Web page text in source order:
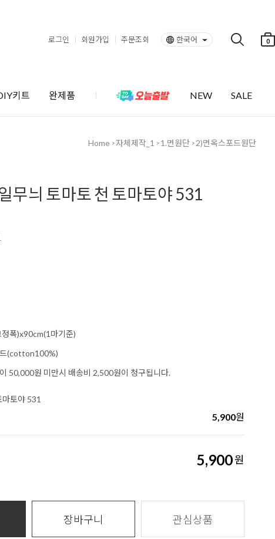
로그인 회원가입 주문조회 한국어 0
키트 완제품 NEW SALE
Home >자체제작_1 > 1.면원단 > 2)면옥스포드원단
무늬 토마토 천 토마토야 531
폭)x90cm(1마기준)
(cotton100%)
50,000원 미만시 배송비 2,500원이 청구됩니다.
토야 531
5,900원
5,900원
장바구니 관심상품